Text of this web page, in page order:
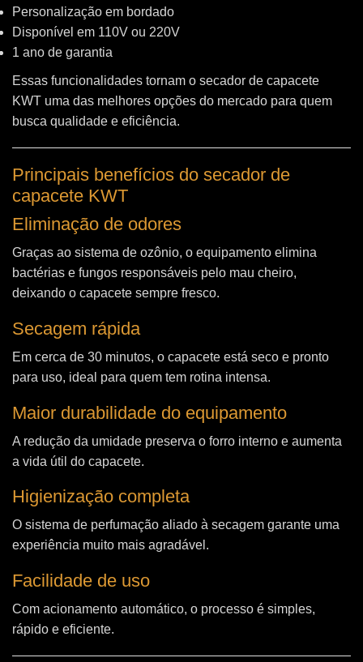
Personalização em bordado
Disponível em 110V ou 220V
1 ano de garantia
Essas funcionalidades tornam o secador de capacete
KWT uma das melhores opções do mercado para quem
busca qualidade e eficiência.
Principais benefícios do secador de
capacete KWT
Eliminação de odores
Graças ao sistema de ozônio, o equipamento elimina
bactérias e fungos responsáveis pelo mau cheiro,
deixando o capacete sempre fresco.
Secagem rápida
Em cerca de 30 minutos, o capacete está seco e pronto
para uso, ideal para quem tem rotina intensa.
Maior durabilidade do equipamento
A redução da umidade preserva o forro interno e aumenta
a vida útil do capacete.
Higienização completa
O sistema de perfumação aliado à secagem garante uma
experiência muito mais agradável.
Facilidade de uso
Com acionamento automático, o processo é simples,
rápido e eficiente.